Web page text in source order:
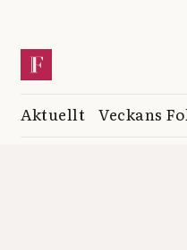
Aktuellt Veckans